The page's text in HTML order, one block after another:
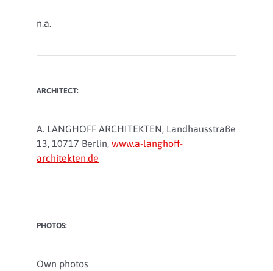
n.a.
ARCHITECT:
A. LANGHOFF ARCHITEKTEN, Landhausstraße
13, 10717 Berlin, www.a-langhoff-
architekten.de
PHOTOS:
Own photos